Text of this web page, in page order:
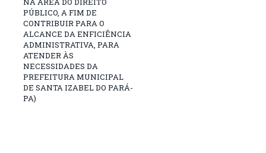
PÚBLICO, A FIM DE
CONTRIBUIR PARA O
ALCANCE DA ENFICIÊNCIA
ADMINISTRATIVA, PARA
ATENDER ÀS
NECESSIDADES DA
PREFEITURA MUNICIPAL
DE SANTA IZABEL DO PARÁ-
PA)